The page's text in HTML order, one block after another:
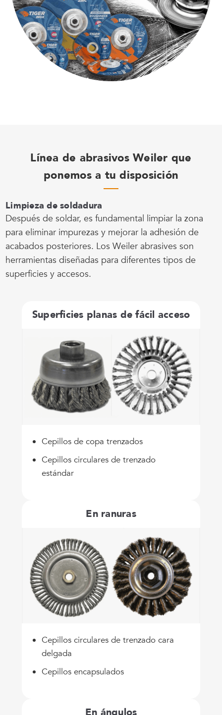
Línea de abrasivos Weiler que
ponemos a tu disposición
Limpieza de soldadura
Después de soldar, es fundamental limpiar la zona
para eliminar impurezas y mejorar la adhesión de
acabados posteriores. Los Weiler abrasives son
herramientas diseñadas para diferentes tipos de
superficies y accesos.
Superficies planas de fácil acceso
Cepillos de copa trenzados
Cepillos circulares de trenzado
estándar
En ranuras
Cepillos circulares de trenzado cara
delgada
Cepillos encapsulados
En ángulos